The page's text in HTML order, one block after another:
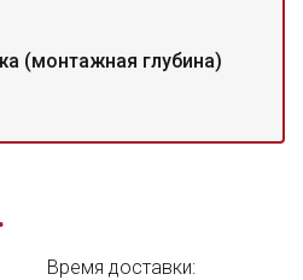
(монтажная глубина)
Время доставки: